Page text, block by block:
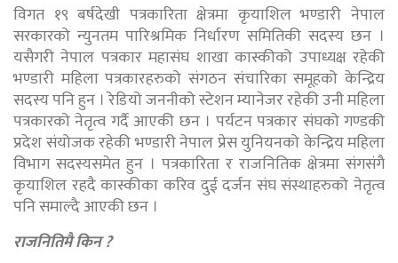
विगत १९ बर्षदेखी पत्रकारिता क्षेत्रमा कृयाशिल भण्डारी नेपाल
सरकारको न्युनतम पारिश्रमिक निर्धारण समितिकी सदस्य छन ।
यसैगरी नेपाल पत्रकार महासंघ शाखा कास्कीको उपाध्यक्ष रहेकी
भण्डारी महिला पत्रकारहरुको संगठन संचारिका समूहको केन्द्रिय
सदस्य पनि हुन । रेडियो जननीको स्टेशन म्यानेजर रहेकी उनी महिला
पत्रकारको नेतृत्व गर्दै आएकी छन । पर्यटन पत्रकार संघको गण्डकी
प्रदेश संयोजक रहेकी भण्डारी नेपाल प्रेस युनियनको केन्द्रिय महिला
विभाग सदस्यसमेत हुन । पत्रकारिता र राजनितिक क्षेत्रमा संगसंगै
कृयाशिल रहदै कास्कीका करिव दुई दर्जन संघ संस्थाहरुको नेतृत्व
पनि समाल्दै आएकी छन ।
राजनितिमै किन ?